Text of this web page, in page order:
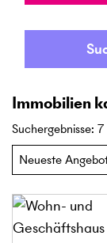
Immobilien
Suchergebnisse: 7